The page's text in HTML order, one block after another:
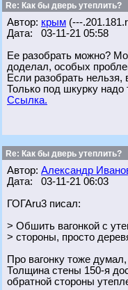
Re: Как бы дверь утеплить?
Автор: крым (---
Дата: 03-11-21 05:58
Ее разобрать можно?
доделал, особых
Если разобрать
Только под шкурку надо
Ссылка.
Re: Как бы дверь утеплить?
Автор: Александр
Дата: 03-11-21 06:03
ГОГАru3 писал:
> Обшить вагонкой с
> стороны, просто
Про вагонку тоже
Толщина стены 150-я
обратной стороны